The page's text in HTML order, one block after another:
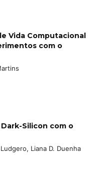
Vida Computacional
com o
Silicon com o
Liana D. Duenha